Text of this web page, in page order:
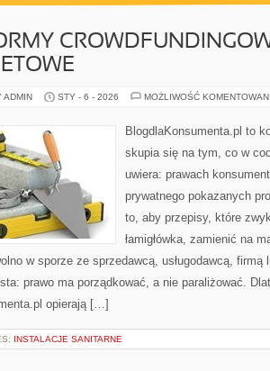
ADMIN STY - 6 - 2026 MOŻLIWOŚĆ
BlogdlaKonsumenta.pl to
skupia się na tym, co w
uwiera: prawach
prywatnego pokazanych
to, aby przepisy, które
łamigłówka, zamienić na
w sporze ze sprzedawcą, usługodawcą, firmą
prawo ma porządkować, a nie paraliżować.
opierają […]
INSTALACJE SANITARNE